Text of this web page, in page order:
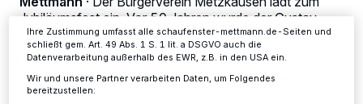
Jubiläumsfest ein. Vor 50 Jahren wurde der Gustav-
Comberg-Park gestiftet. Am kommenden Samstag
findet deshalb ab 14 Uhr ein Gottesdienst mit
anschließender Feier statt.
Informationen finden Sie in unserer Datenschutzerklärung.
Ihre Zustimmung umfasst alle schaufenster-mettmann.de-Seiten und
schließt gem. Art. 49 Abs. 1 S. 1 lit. a DSGVO auch die
Datenverarbeitung außerhalb des EWR, z.B. in den USA ein.
Wir und unsere Partner verarbeiten Daten, um Folgendes
bereitzustellen: